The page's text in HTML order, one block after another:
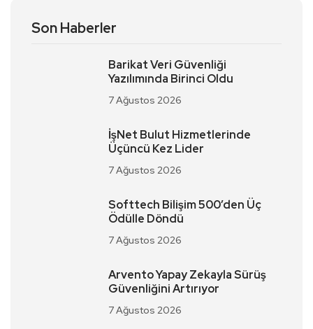
Son Haberler
Barikat Veri Güvenliği
Yazılımında Birinci Oldu
7 Ağustos 2026
İşNet Bulut Hizmetlerinde
Üçüncü Kez Lider
7 Ağustos 2026
Softtech Bilişim 500’den Üç
Ödülle Döndü
7 Ağustos 2026
Arvento Yapay Zekayla Sürüş
Güvenliğini Artırıyor
7 Ağustos 2026